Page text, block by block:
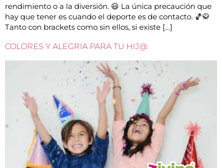
rendimiento o a la diversión. 😃 La única precaución que
hay que tener es cuando el deporte es de contacto. 🏀🥋
Tanto con brackets como sin ellos, si existe […]
COLORES Y ALEGRIA PARA TU HIJ@